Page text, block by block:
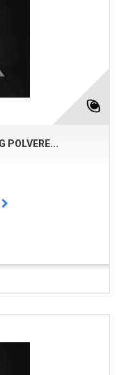
POLVERE...